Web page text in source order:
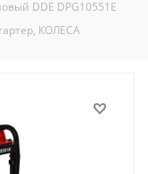
DDE DPG10551E
КОЛЕСА